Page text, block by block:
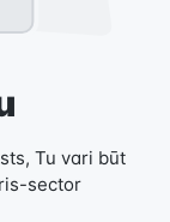
Tu vari būt
sector